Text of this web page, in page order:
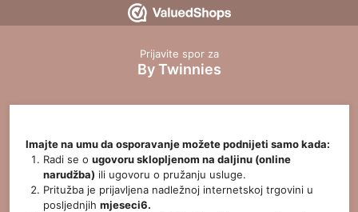
Prijavite spor za
By Twinnies
Imajte na umu da osporavanje možete podnijeti samo kada:
Radi se ougovoru sklopljenom na daljinu (online
narudžba) ili ugovoru o pružanju usluge.
Pritužba je prijavljena nadležnoj internetskoj trgovini u
posljednjihmjeseci6.